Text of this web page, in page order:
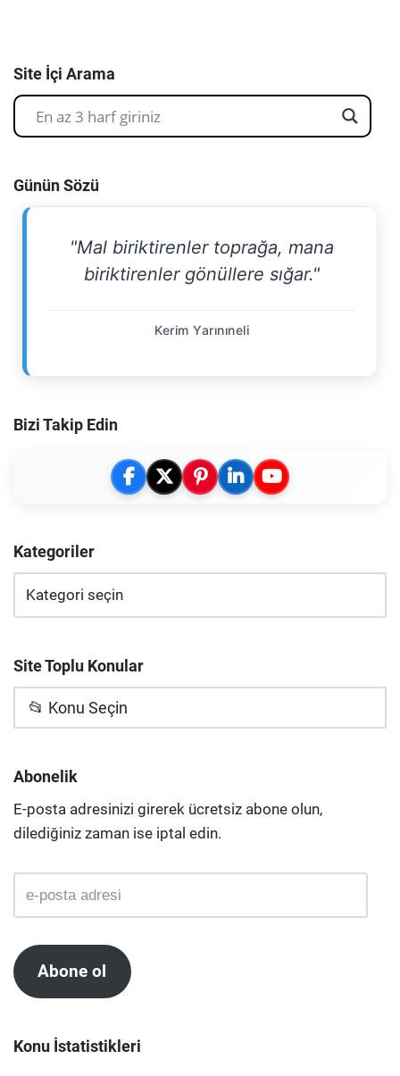
Site İçi Arama
Günün Sözü
"Mal biriktirenler toprağa, mana
biriktirenler gönüllere sığar."
Kerim Yarınıneli
Bizi Takip Edin
Kategoriler
Site Toplu Konular
📂 Konu Seçin
Abonelik
E-posta adresinizi girerek ücretsiz abone olun,
dilediğiniz zaman ise iptal edin.
Abone ol
Konu İstatistikleri